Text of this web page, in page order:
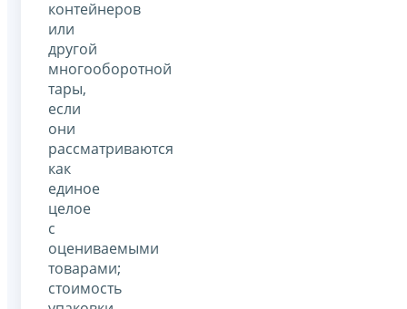
контейнеров
или
другой
многооборотной
тары,
если
они
рассматриваются
как
единое
целое
с
оцениваемыми
товарами;
стоимость